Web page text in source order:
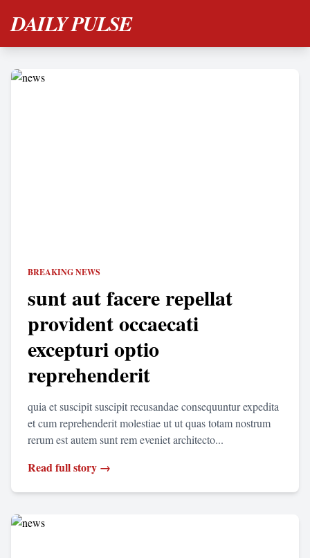
DAILY PULSE
BREAKING NEWS
sunt aut facere repellat
provident occaecati
excepturi optio
reprehenderit
quia et suscipit suscipit recusandae consequuntur expedita
et cum reprehenderit molestiae ut ut quas totam nostrum
rerum est autem sunt rem eveniet architecto...
Read full story →